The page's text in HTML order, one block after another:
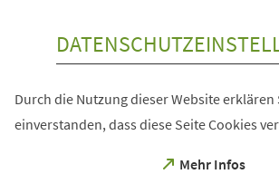
Durch die Nutzung dieser Website erklären
einverstanden, dass diese Seite Cookies
Mehr Infos
(Öffnet